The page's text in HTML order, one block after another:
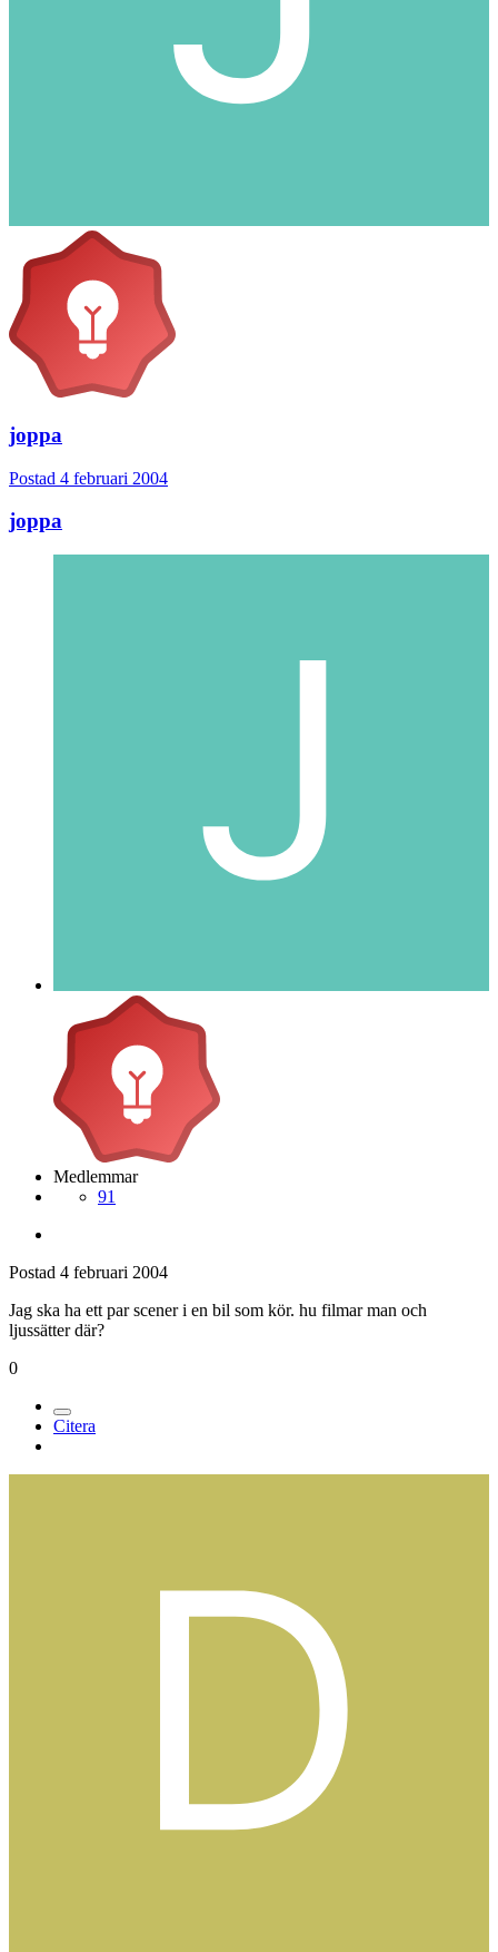
joppa
Postad 4 februari 2004
joppa
Medlemmar
91
Postad 4 februari 2004
Jag ska ha ett par scener i en bil som kör. hu filmar man och
ljussätter där?
0
Citera